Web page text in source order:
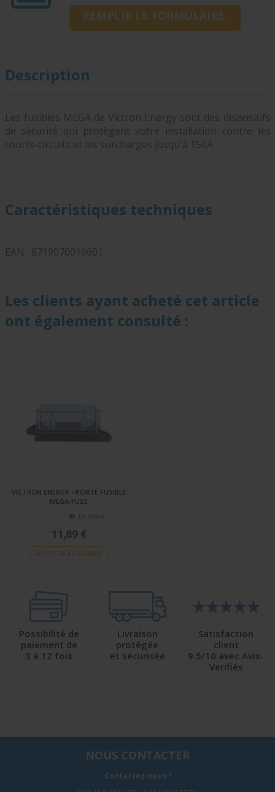
REMPLIR LE FORMULAIRE.
Description
Les fusibles MEGA de Victron Energy sont des dispositifs
de sécurité qui protègent votre installation contre les
courts-circuits et les surcharges jusqu'à 150A.
Caractéristiques techniques
EAN : 8719076016601
Les clients ayant acheté cet article
ont également consulté :
VICTRON ENERGY - PORTE FUSIBLE
MEGA-FUSE
En stock
11,89 €
AJOUTER AU PANIER
Possibilité de
paiement de
3 à 12 fois
Livraison
protégée
et sécurisée
Satisfaction
client
9.5/10 avec Avis-
Verifiés
NOUS CONTACTER
Contactez-nous !